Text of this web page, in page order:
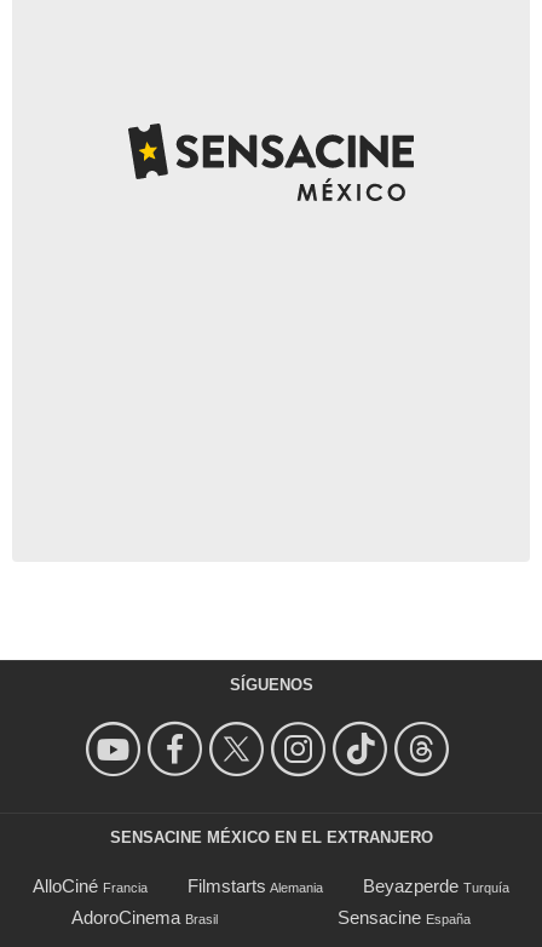
SÍGUENOS
SENSACINE MÉXICO EN EL EXTRANJERO
AlloCiné Francia Filmstarts Alemania Beyazperde Turquía
AdoroCinema Brasil Sensacine España